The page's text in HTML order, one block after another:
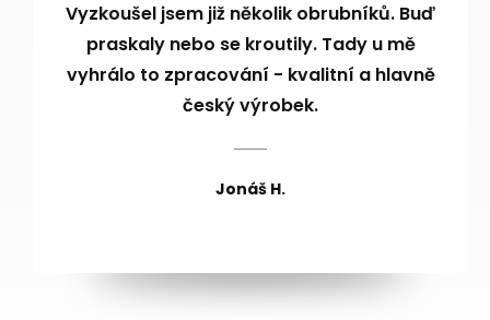
Vyzkoušel jsem již několik obrubníků. Buď
praskaly nebo se kroutily. Tady u mě
vyhrálo to zpracování - kvalitní a hlavně
český výrobek.
Jonáš H.